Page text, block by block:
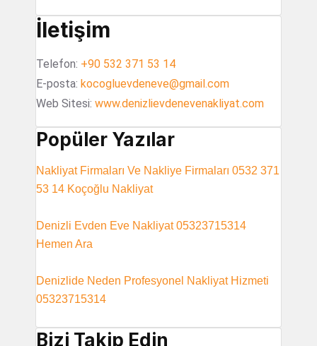
İletişim
Telefon: +90 532 371 53 14
E-posta: kocogluevdeneve@gmail.com
Web Sitesi: www.denizlievdenevenakliyat.com
Popüler Yazılar
Nakliyat Firmaları Ve Nakliye Firmaları 0532 371
53 14 Koçoğlu Nakliyat
Denizli Evden Eve Nakliyat 05323715314
Hemen Ara
Denizlide Neden Profesyonel Nakliyat Hizmeti
05323715314
Bizi Takip Edin